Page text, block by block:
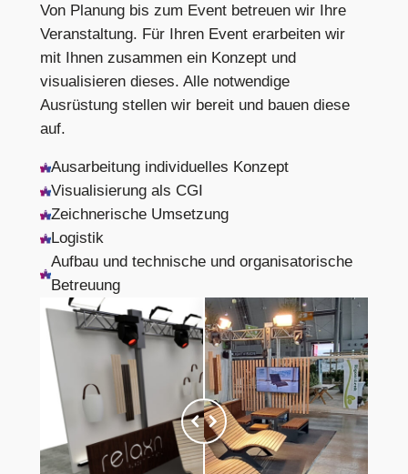
Von Planung bis zum Event betreuen wir Ihre
Veranstaltung. Für Ihren Event erarbeiten wir
mit Ihnen zusammen ein Konzept und
visualisieren dieses. Alle notwendige
Ausrüstung stellen wir bereit und bauen diese
auf.
Ausarbeitung individuelles Konzept
Visualisierung als CGI
Zeichnerische Umsetzung
Logistik
Aufbau und technische und organisatorische
Betreuung